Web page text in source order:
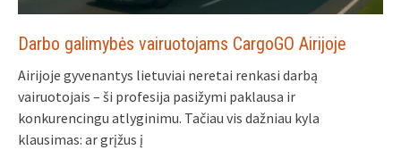
Darbo galimybės vairuotojams CargoGO Airijoje
Airijoje gyvenantys lietuviai neretai renkasi darbą
vairuotojais – ši profesija pasižymi paklausa ir
konkurencingu atlyginimu. Tačiau vis dažniau kyla
klausimas: ar grįžus į